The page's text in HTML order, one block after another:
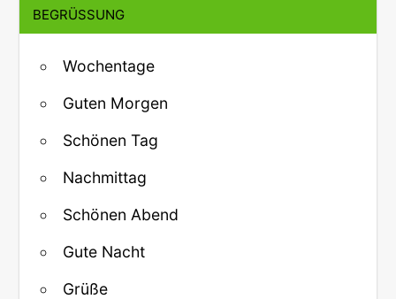
BEGRÜSSUNG
Wochentage
Guten Morgen
Schönen Tag
Nachmittag
Schönen Abend
Gute Nacht
Grüße